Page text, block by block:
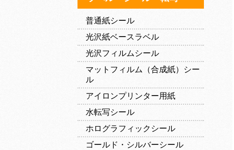
普通紙シール
光沢紙ベースラベル
光沢フィルムシール
マットフィルム（合成紙）シー
ル
アイロンプリンター用紙
水転写シール
ホログラフィックシール
ゴールド・シルバーシール